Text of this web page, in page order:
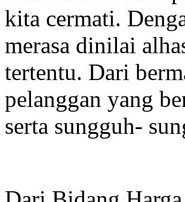
kita cermati.
merasa dinilai
tertentu. Dari
pelanggan yang
serta sungguh-